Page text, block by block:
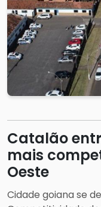
Catalão
mais
Oeste
Cidade goiana se